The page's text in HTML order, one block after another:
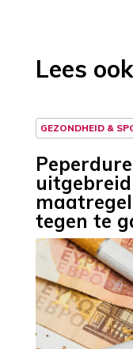
Lees ook
GEZONDHEID &
tegen te